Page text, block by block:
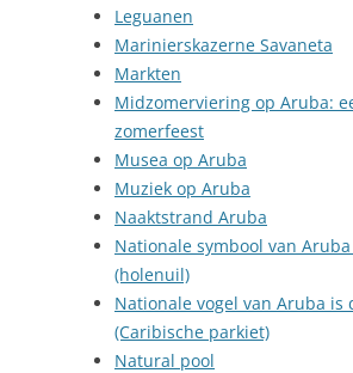
Leguanen
Marinierskazerne Savaneta
Markten
Midzomerviering op Aruba:
zomerfeest
Musea op Aruba
Muziek op Aruba
Naaktstrand Aruba
Nationale symbool van Aruba
(holenuil)
Nationale vogel van Aruba is
(Caribische parkiet)
Natural pool